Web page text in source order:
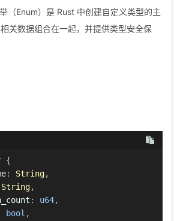
（Enum）是 Rust 中创建自定义类型的主
关数据组合在一起，并提供类型安全保
{
: String,
String,
: u64,
bool ,